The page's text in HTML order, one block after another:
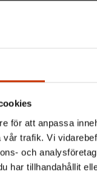
för att anpassa
trafik. Vi
och
har tillhandahållit
att